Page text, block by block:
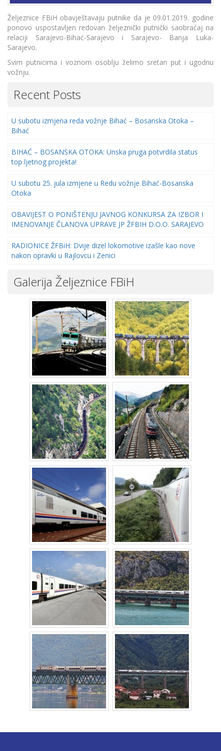
Željeznice FBiH obavještavaju putnike da je 09.01.2019. godine
ponovo uspostavljen redovan željeznički putnički saobraćaj na
relaciji Sarajevo-Bihać-Sarajevo i Sarajevo- Banja Luka-
Sarajevo.
Svim putnicima i voznom osoblju želimo sretan put i ugodnu
vožnju.
Recent Posts
U subotu izmjena reda vožnje Bihać – Bosanska Otoka –
Bihać
BIHAĆ – BOSANSKA OTOKA: Unska pruga potvrdila status
top ljetnog projekta!
U subotu 25. jula izmjene u Redu vožnje Bihać-Bosanska
Otoka
OBAVIJEST O PONIŠTENJU JAVNOG KONKURSA ZA IZBOR I
IMENOVANJE ČLANOVA UPRAVE JP ŽFBIH D.O.O. SARAJEVO
RADIONICE ŽFBiH: Dvije dizel lokomotive izašle kao nove
nakon opravki u Rajlovcu i Zenici
Galerija Željeznice FBiH